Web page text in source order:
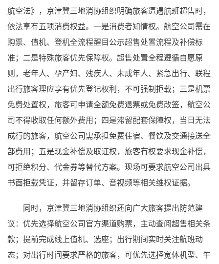
航空法》，京津冀三地消协组织明确旅客遭遇航班超售时，
依法享有五项消费权益。一是消费者知情权。航空公司需在
购票、值机、登机全流程醒目公示超售处置流程及补偿标
准；二是特殊旅客优先保障权。超售处置全程遵循自愿原
则，老年人、孕产妇、残疾人、未成年人、紧急出行、联程
出行旅客理应享有优先登记权利，不可强制拒载；三是机票
免费处置权，旅客可申请全额免费退票或免费改签，航空公
司不得收取任何额外费用；四是滞留配套保障权，当日无法
成行的旅客，航空公司需承担免费住宿、餐饮及交通接送全
部费用；五是现金补偿及取证权，旅客有权要求现金补偿，
可拒绝积分、代金券等替代方案。现场可要求航空公司出具
书面拒载凭证，并留存订单、音视频等相关维权证据。
同时，京津冀三地消协组织还向广大旅客提出防范建
议：优先选择航空公司官方渠道购票，主动查阅超售相关条
款；提前完成线上值机、选座；出行期间实时关注航班动
态；对出行时间要求严格的旅客，可优先选择宽体机型、午